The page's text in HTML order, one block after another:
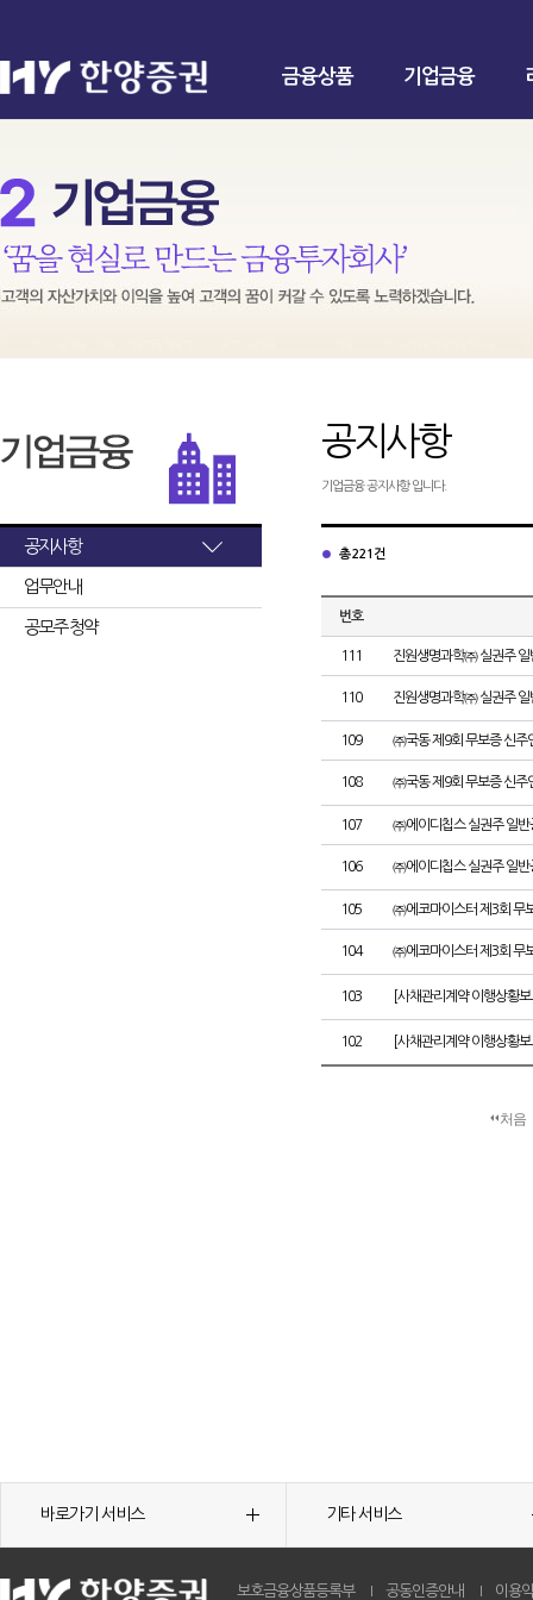
금융상품 기업금융
공지사항
업무안내
공모주 청약
공지사항
기업금융 공지사항 입니다.
총 221건
번호
111 진원생명과학㈜ 실권주 일
110 진원생명과학㈜ 실권주
109 ㈜국동 제9회 무보증 신주
108 ㈜국동 제9회 무보증 신주
107 ㈜에이디칩스 실권주 일반
106 ㈜에이디칩스 실권주 일반
105 ㈜에코마이스터 제3회 무
104 ㈜에코마이스터 제3회 무
103 [사채관리계약 이행상황
102 [사채관리계약 이행상황
처음
바로가기 서비스 기타 서비스
보호금융상품등록부 공동인증안내 이용